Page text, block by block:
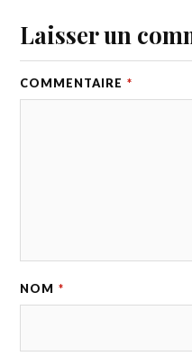
Laisser un
COMMENTAIRE *
NOM *